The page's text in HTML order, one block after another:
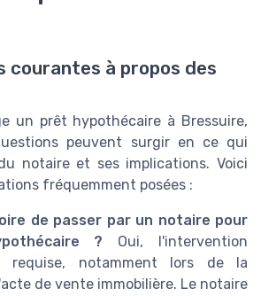
courantes à propos des
un prêt hypothécaire à Bressuire,
peuvent surgir en ce qui
notaire et ses implications. Voici
fréquemment posées :
de passer par un notaire pour
? Oui, l'intervention
requise, notamment lors de la
de vente immobilière. Le notaire